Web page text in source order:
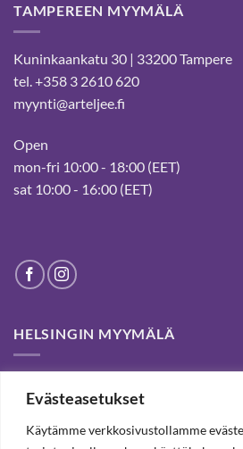
Evästeasetukset
Käytämme verkkosivustollamme
TAMPEREEN MYYMÄLÄ
Kuninkaankatu 30 | 33200 Tampere
tel. +358 3 2610 620
myynti@arteljee.fi
Open
mon-fri 10:00 - 18:00 (EET)
sat 10:00 - 16:00 (EET)
HELSINGIN MYYMÄLÄ
customers for passed years and
shop and webstore.